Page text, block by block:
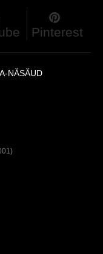
Pinterest
NĂSĂUD